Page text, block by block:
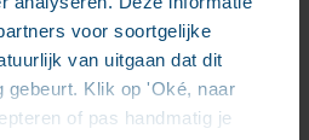
voor soortgelijke
van uitgaan dat dit
gebeurt. Klik op 'Oké, naar
of pas handmatig je
est spécialisée dans les
et du CXM. Le groupe